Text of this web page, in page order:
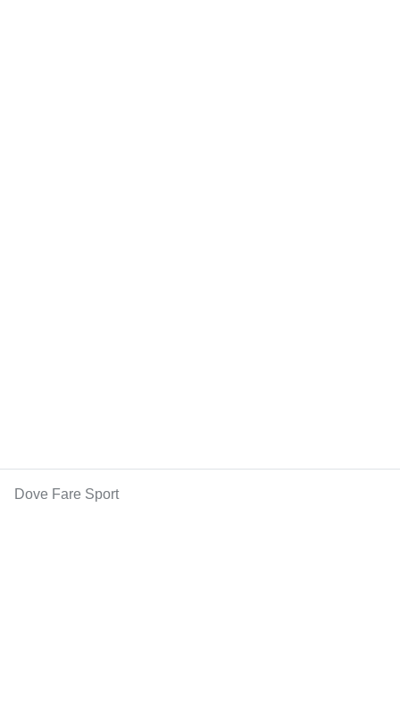
Dove Fare Sport